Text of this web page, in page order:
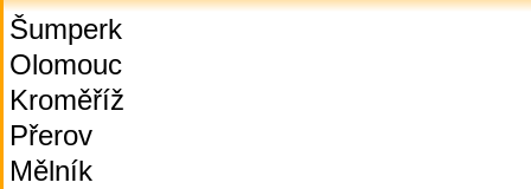
Šumperk
Olomouc
Kroměříž
Přerov
Mělník